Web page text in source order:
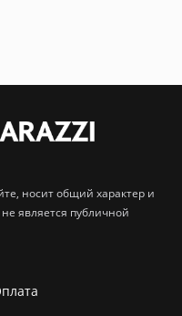
носит общий характер и
является публичной